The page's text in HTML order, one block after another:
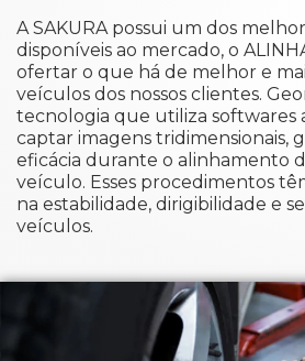
A SAKURA possui um dos
disponíveis ao mercado, o
ofertar o que há de melhor e
veículos dos nossos clientes.
tecnologia que utiliza softwares
captar imagens tridimensionais,
eficácia durante o alinhamento
veículo. Esses procedimentos
na estabilidade, dirigibilidade e
veículos.